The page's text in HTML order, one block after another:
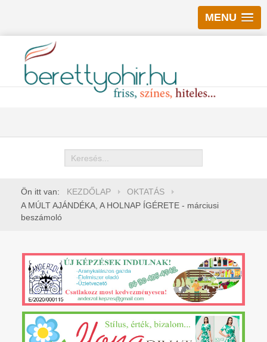
MENU
Keresés
Ön itt van: KEZDŐLAP
OKTATÁS
A MÚLT AJÁNDÉKA, A HOLNAP ÍGÉRETE - márciusi
beszámoló